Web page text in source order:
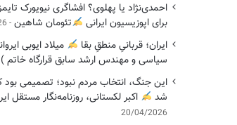
احمدی‌نژاد یا پهلوی؟ افشاگری نیویورک
برای اپوزیسیون ایرانی
تئومان شاهین
ایران؛ قربانیِ منطقِ بقا
میلاد ایوبی
سیاسی ‌و مهندس ارشد سابق قرارگاه خاتم )
این جنگ، انتخاب مردم نبود؛ تصمیمی بود
شد
اکبر لکستانی، روزنامه‌نگار مستقل
20/04/2026